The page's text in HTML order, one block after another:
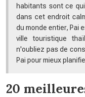
habitants sont ce
dans cet endroit
du monde entier, Pai
ville touristique
n'oubliez pas de
Pai pour mieux
20